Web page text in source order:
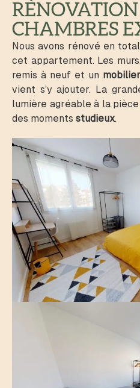
CHAMBRES
Nous avons rénové en
cet appartement. Les
remis à neuf et un
vient s’y ajouter. La
lumière agréable à la
des moments studieux.